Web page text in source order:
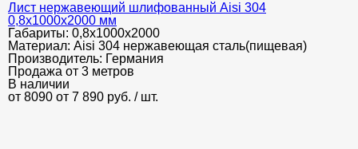
Лист нержавеющий шлифованный Aisi 304
0,8х1000х2000 мм
Габариты: 0,8х1000х2000
Материал: Aisi 304 нержавеющая сталь(пищевая)
Производитель: Германия
Продажа от 3 метров
В наличии
от 8090 от 7 890 руб. / шт.